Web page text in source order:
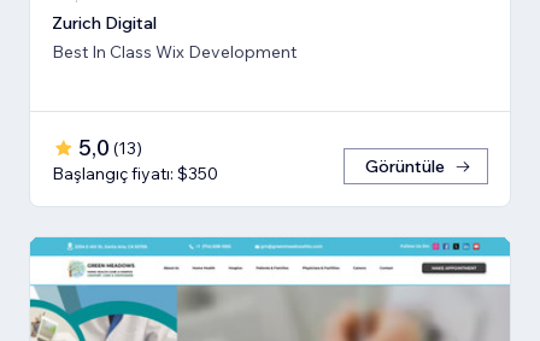
Zurich Digital
Best In Class Wix Development
5,0 (13)
Başlangıç fiyatı: $350
Görüntüle